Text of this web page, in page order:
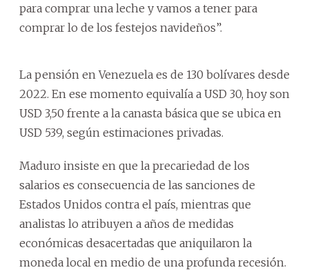
para comprar una leche y vamos a tener para
comprar lo de los festejos navideños”.
La pensión en Venezuela es de 130 bolívares desde
2022. En ese momento equivalía a USD 30, hoy son
USD 3,50 frente a la canasta básica que se ubica en
USD 539, según estimaciones privadas.
Maduro insiste en que la precariedad de los
salarios es consecuencia de las sanciones de
Estados Unidos contra el país, mientras que
analistas lo atribuyen a años de medidas
económicas desacertadas que aniquilaron la
moneda local en medio de una profunda recesión.